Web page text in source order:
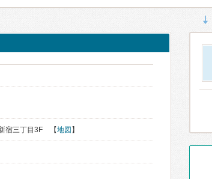
宿三丁目3F 【地図 】